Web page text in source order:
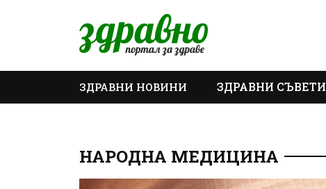
ЗДРАВНИ НОВИНИ ЗДРАВНИ СЪВЕТИ
НАРОДНА МЕДИЦИНА